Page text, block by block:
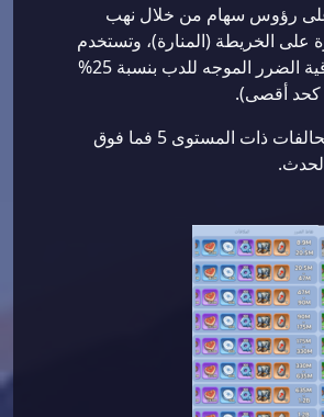
رؤوس سهام من خلال نهب
على الخريطة (المنارة)، وتستخدم
هذه الرؤوس لترقية الضرر الموجه للدب بنسبة 25%
ملاحظة: فقط التحالفات ذات المستوى 5 فما فوق